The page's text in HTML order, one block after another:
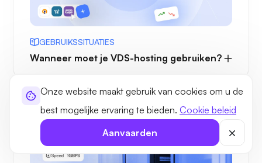
Onze website maakt gebruik van cookies om u de
best mogelijke ervaring te bieden. Cookie beleid
Aanvaarden
GEBRUIKSSITUATIES
Wanneer moet je VDS-hosting gebruiken?